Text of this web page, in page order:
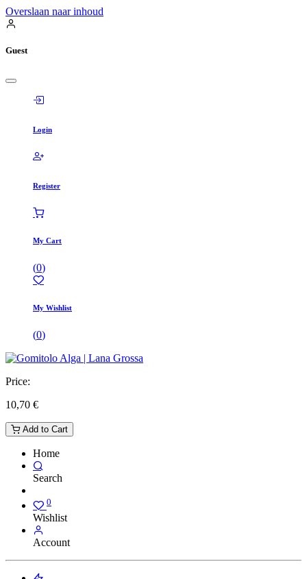
Overslaan naar inhoud
Guest
Login
Register
My Cart
(0)
My Wishlist
(0)
Price:
10,70 €
Add to Cart
Home
Search
0
Wishlist
Account